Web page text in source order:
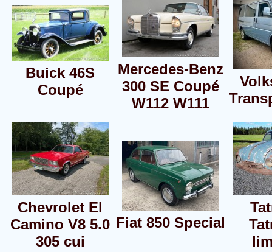
Buick 46S
Coupé
Mercedes-Benz
300 SE Coupé
W112 W111
Chevrolet El
Camino V8 5.0
305 cui
Fiat 850 Special